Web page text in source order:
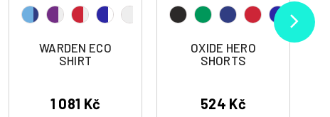
WARDEN ECO
SHIRT
1 081 Kč
OXIDE HERO
SHORTS
524 Kč